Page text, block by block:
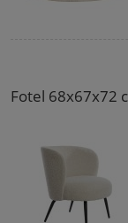
Fotel 68x67x72